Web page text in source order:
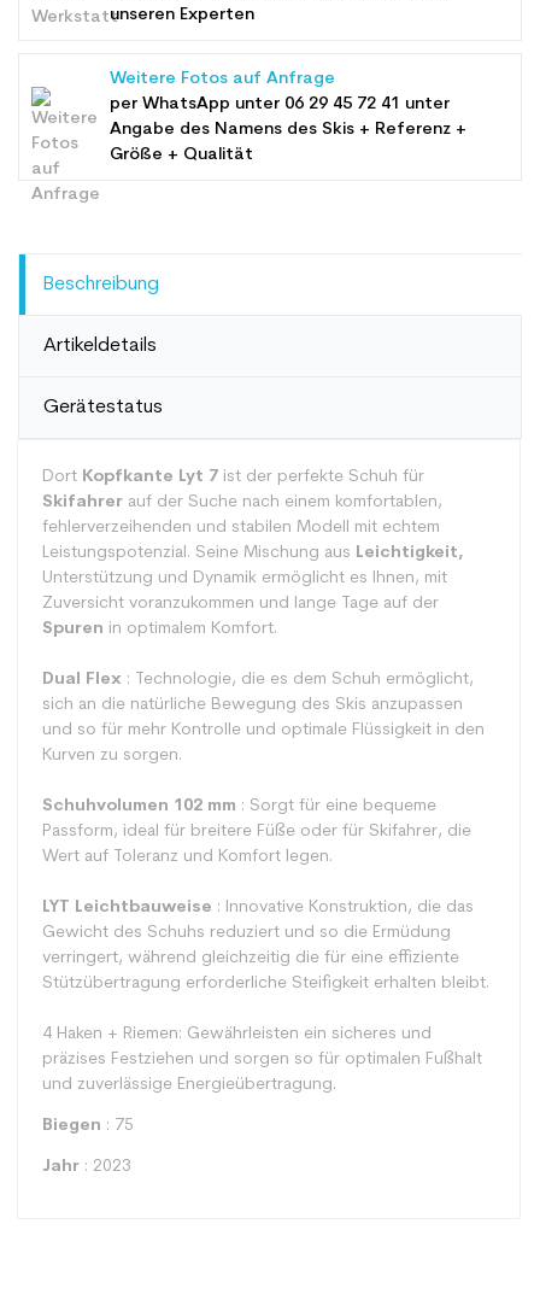
unseren Experten
Weitere Fotos auf Anfrage
per WhatsApp unter 06 29 45 72 41 unter
Angabe des Namens des Skis + Referenz +
Größe + Qualität
Beschreibung
Artikeldetails
Gerätestatus
Dort Kopfkante Lyt 7 ist der perfekte Schuh für
Skifahrer auf der Suche nach einem komfortablen,
fehlerverzeihenden und stabilen Modell mit echtem
Leistungspotenzial. Seine Mischung aus Leichtigkeit,
Unterstützung und Dynamik ermöglicht es Ihnen, mit
Zuversicht voranzukommen und lange Tage auf der
Spuren in optimalem Komfort.
Dual Flex : Technologie, die es dem Schuh ermöglicht,
sich an die natürliche Bewegung des Skis anzupassen
und so für mehr Kontrolle und optimale Flüssigkeit in den
Kurven zu sorgen.
Schuhvolumen 102 mm : Sorgt für eine bequeme
Passform, ideal für breitere Füße oder für Skifahrer, die
Wert auf Toleranz und Komfort legen.
LYT Leichtbauweise : Innovative Konstruktion, die das
Gewicht des Schuhs reduziert und so die Ermüdung
verringert, während gleichzeitig die für eine effiziente
Stützübertragung erforderliche Steifigkeit erhalten bleibt.
4 Haken + Riemen: Gewährleisten ein sicheres und
präzises Festziehen und sorgen so für optimalen Fußhalt
und zuverlässige Energieübertragung.
Biegen : 75
Jahr : 2023